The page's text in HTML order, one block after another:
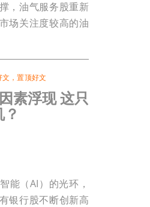
，油气服务股重新
场关注度较高的油
文 ，置顶好文
素浮现 这只
能（AI）的光环，
银行股不断创新高